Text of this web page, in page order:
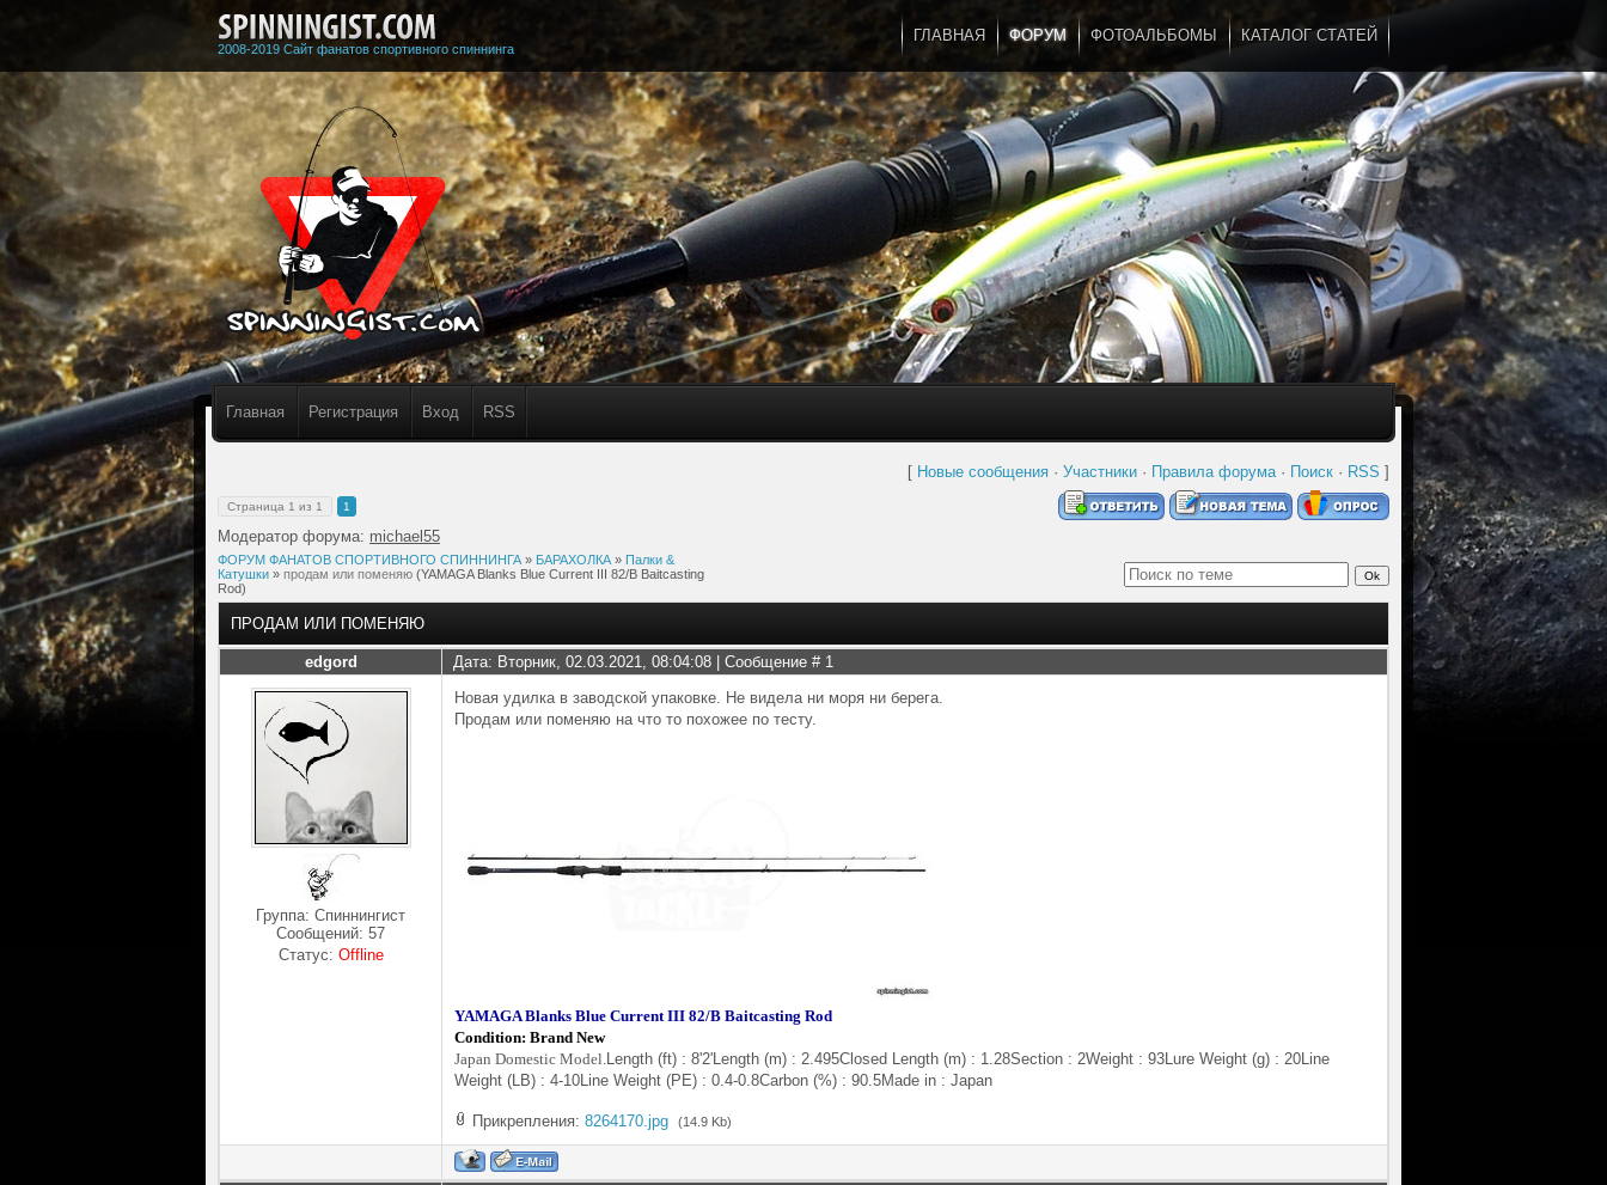
2008-2019 Сайт фанатов спортивного спиннинга
ГЛАВНАЯ ФОРУМ ФОТОАЛЬБОМЫ КАТАЛОГ СТАТЕЙ
Главная Регистрация Вход RSS
...
[ Новые сообщения · Участники · Правила форума· Поиск · RSS ]
Страница 1 из 1 1
Модератор форума: michael55
ФОРУМ ФАНАТОВ СПОРТИВНОГО СПИННИНГА » БАРАХОЛКА » Палки &
Катушки » продам или поменяю (YAMAGA Blanks Blue Current III 82/B Baitcasting
Rod)
ПРОДАМ ИЛИ ПОМЕНЯЮ
edgord Дата: Вторник, 02.03.2021, 08:04:08 | Сообщение # 1
Группа: Спиннингист
Сообщений: 57
Статус: Offline
Новая удилка в заводской упаковке. Не видела ни моря ни берега.
Продам или поменяю на что то похожее по тесту.
YAMAGA Blanks Blue Current III 82/B Baitcasting Rod
Condition: Brand New
Japan Domestic Model.Length (ft) : 8'2'Length (m) : 2.495Closed Length (m) : 1.28Section : 2Weight : 93Lure Weight (g) : 20Line
Weight (LB) : 4-10Line Weight (PE) : 0.4-0.8Carbon (%) : 90.5Made in : Japan
Прикрепления: 8264170.jpg (14.9 Kb)